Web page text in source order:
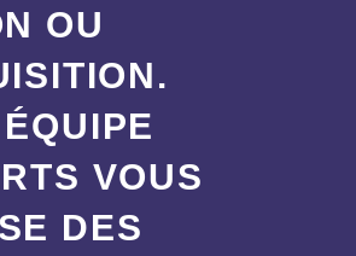
OU
VOUS
DES